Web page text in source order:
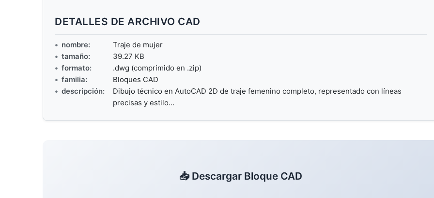
DETALLES DE ARCHIVO CAD
nombre:
Traje de mujer
tamaño:
39.27 KB
formato:
.dwg (comprimido en .zip)
familia:
Bloques CAD
descripción:
Dibujo técnico en AutoCAD 2D de traje femenino completo, representado con líneas
precisas y estilo…
📥 Descargar Bloque CAD